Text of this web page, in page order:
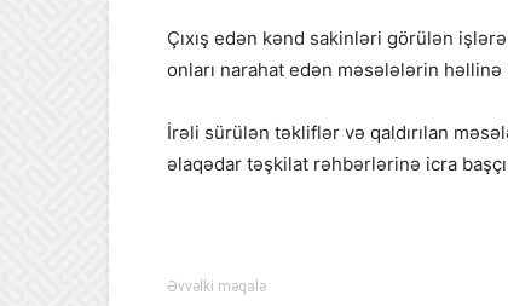
Çıxış edən kənd sakinləri görülən
onları narahat edən məsələlərin
İrəli sürülən təkliflər və qaldırılan
əlaqədar təşkilat rəhbərlərinə icra
Əvvəlki məqalə